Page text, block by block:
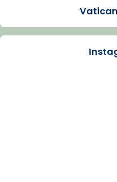
Santes de Mataró.
🔗tinyurl.com/cvu5jmbk